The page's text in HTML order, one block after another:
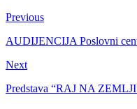
Previous
AUDIJENCIJA Poslovni
Next
Predstava “RAJ NA